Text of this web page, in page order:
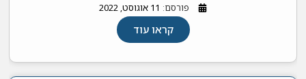
פורסם: 11 אוגוסט, 2022
קראו עוד